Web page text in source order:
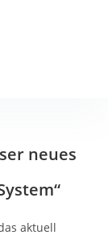
neues
aktuell